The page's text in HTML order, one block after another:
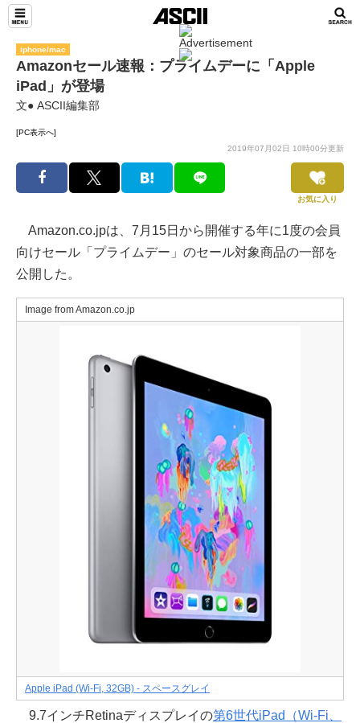
iphone/mac
Amazonセール速報：プライムデーに「Apple
iPad」が登場
文● ASCII編集部
[PC表示へ]
2019年07月02日 10時00分更新
お気に入り
Amazon.co.jpは、7月15日から開催する年に1度の会員
向けセール「プライムデー」のセール対象商品の一部を
公開した。
Image from Amazon.co.jp
Apple iPad (Wi-Fi, 32GB) - スペースグレイ
9.7インチRetinaディスプレイの第6世代iPad（Wi-Fi、